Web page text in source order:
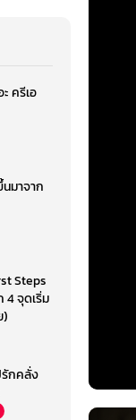
ครีเอ
มาจาก
Steps
4 จุดเริ่ม
)
กคลั่ง